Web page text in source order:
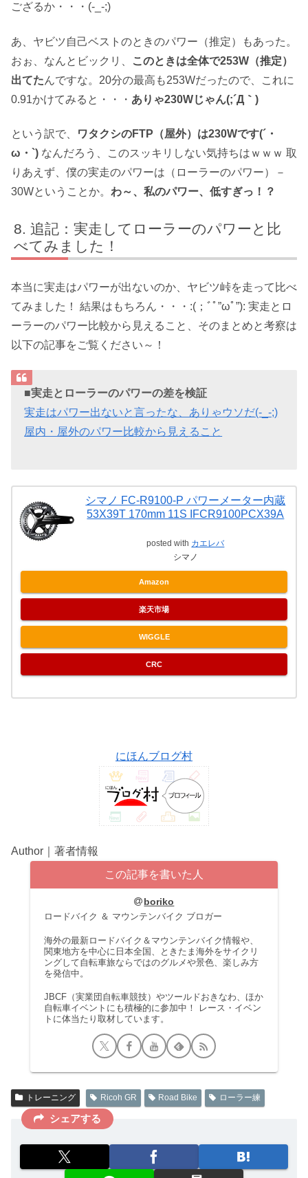
ござるか・・・(-_-;)
あ、ヤビツ自己ベストのときのパワー（推定）もあった。
おぉ、なんとビックリ、
このときは全体で253W（推定）
出てたんですな。20分の最高も253Wだったので、これに
0.91かけてみると・・・ ありゃ230Wじゃん(;´Д｀)
という訳で、
ワタクシのFTP（屋外）は230Wです(´・
ω・`) なんだろう、このスッキリしない気持ちはｗｗｗ 取
りあえず、僕の実走のパワーは（ローラーのパワー）－
30Wということか。 わ～、私のパワー、低すぎっ！？
追記：実走してローラーのパワーと比
べてみました！
本当に実走はパワーが出ないのか、ヤビツ峠を走って比べ
てみました！ 結果はもちろん・・・:(；ﾞﾟ”ωﾟ”): 実走とロ
ーラーのパワー比較から見えること、そのまとめと考察は
以下の記事をご覧ください～！
■実走とローラーのパワーの差を検証
実走はパワー出ないと言ったな、ありゃウソだ(-_-;)
屋内・屋外のパワー比較から見えること
シマノ FC-R9100-P パワーメーター内蔵
53X39T 170mm 11S IFCR9100PCX39A
posted with カエレバ
シマノ
Amazon
楽天市場
WIGGLE
CRC
にほんブログ村
Author｜著者情報
この記事を書いた人
boriko
ロードバイク ＆ マウンテンバイク ブロガー
海外の最新ロードバイク＆マウンテンバイク情報や、
関東地方を中心に日本全国、ときたま海外をサイクリ
ングして自転車旅ならではのグルメや景色、楽しみ方
を発信中。
JBCF（実業団自転車競技）やツールドおきなわ、ほか
自転車イベントにも積極的に参加中！ レース・イベン
トに体当たり取材しています。
トレーニング Ricoh GR Road Bike ローラー練
シェアする